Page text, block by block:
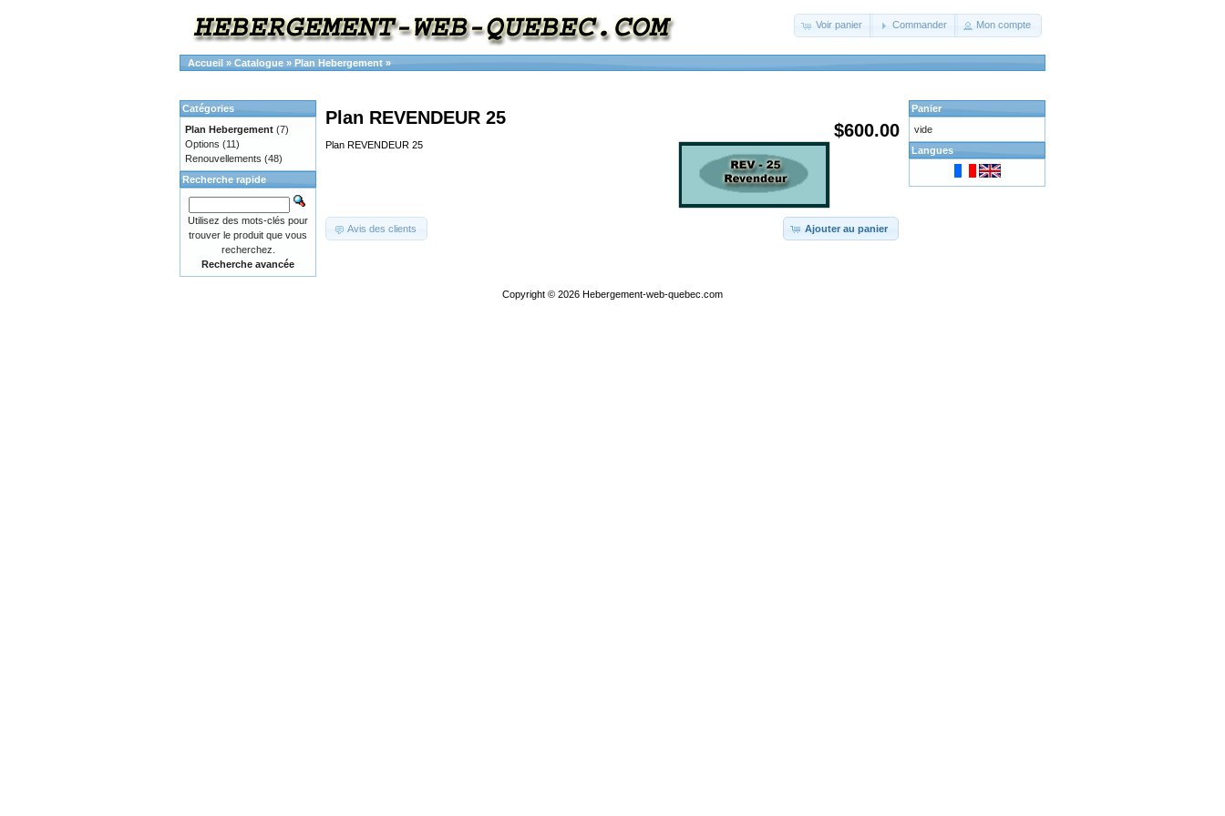
Voir panier Commander Mon compte
Accueil » Catalogue » Plan Hebergement »
$600.00
Plan REVENDEUR 25
Plan REVENDEUR 25
Ajouter au panier
Avis des clients
Catégories
Plan Hebergement (7)
Options (11)
Renouvellements (48)
Recherche rapide
Utilisez des mots-clés pour
trouver le produit que vous
recherchez.
Recherche avancée
Panier
vide
Langues
Copyright © 2026 Hebergement-web-quebec.com